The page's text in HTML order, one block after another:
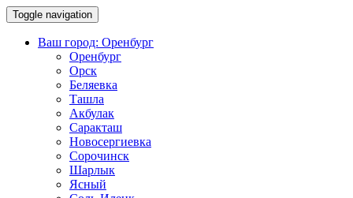
Toggle navigation
Ваш город: Оренбург
Оренбург
Орск
Беляевка
Ташла
Акбулак
Саракташ
Новосергиевка
Сорочинск
Шарлык
Ясный